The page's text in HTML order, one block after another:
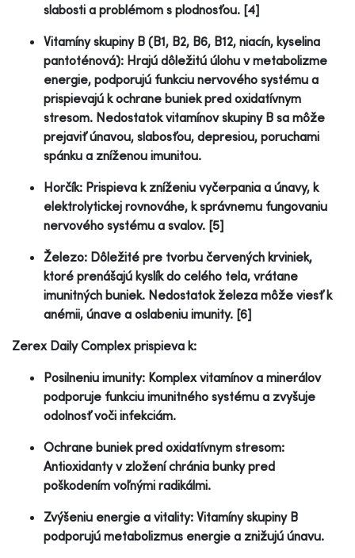
slabosti a problémom s plodnosťou. [4]
Vitamíny skupiny B (B1, B2, B6, B12, niacín, kyselina
pantoténová): Hrajú dôležitú úlohu v metabolizme
energie, podporujú funkciu nervového systému a
prispievajú k ochrane buniek pred oxidatívnym
stresom. Nedostatok vitamínov skupiny B sa môže
prejaviť únavou, slabosťou, depresiou, poruchami
spánku a zníženou imunitou.
Horčík: Prispieva k zníženiu vyčerpania a únavy, k
elektrolytickej rovnováhe, k správnemu fungovaniu
nervového systému a svalov. [5]
Železo: Dôležité pre tvorbu červených krviniek,
ktoré prenášajú kyslík do celého tela, vrátane
imunitných buniek. Nedostatok železa môže viesť k
anémii, únave a oslabeniu imunity. [6]
Zerex Daily Complex prispieva k:
Posilneniu imunity: Komplex vitamínov a minerálov
podporuje funkciu imunitného systému a zvyšuje
odolnosť voči infekciám.
Ochrane buniek pred oxidatívnym stresom:
Antioxidanty v zložení chránia bunky pred
poškodením voľnými radikálmi.
Zvýšeniu energie a vitality: Vitamíny skupiny B
podporujú metabolizmus energie a znižujú únavu.